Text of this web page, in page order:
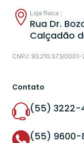
Loja física :
Rua Dr.
Calçadão
CNPJ: 93.210.573/0001-
Contato
(55) 3222-
(55) 9600-